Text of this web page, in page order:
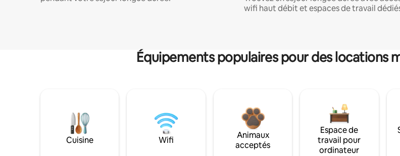
wifi haut débit et espaces de travail
Équipements populaires pour des locations
Cuisine Wifi
Animaux
acceptés
Espace de
travail pour
ordinateur